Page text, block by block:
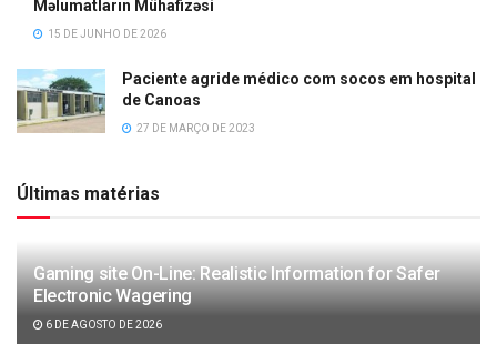
Məlumatların Mühafizəsi
15 DE JUNHO DE 2026
Paciente agride médico com socos em hospital
de Canoas
27 DE MARÇO DE 2023
Últimas matérias
Gaming site On-Line: Realistic Information for Safer
Electronic Wagering
6 DE AGOSTO DE 2026